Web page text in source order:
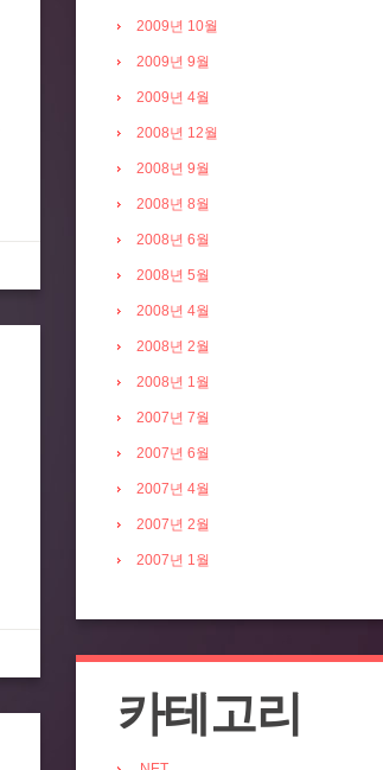
2009년 10월
2009년 9월
2009년 4월
2008년 12월
2008년 9월
2008년 8월
2008년 6월
2008년 5월
2008년 4월
2008년 2월
2008년 1월
2007년 7월
2007년 6월
2007년 4월
2007년 2월
2007년 1월
카테고리